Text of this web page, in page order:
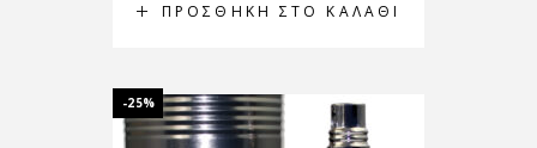
ΠΡΟΣΘΉΚΗ ΣΤΟ ΚΑΛΆΘΙ
-25%